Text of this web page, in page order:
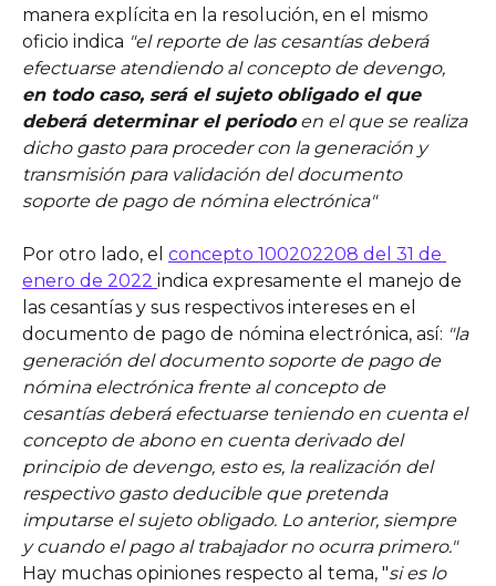
manera explícita en la resolución, en el mismo
oficio indica "el reporte de las cesantías deberá
efectuarse atendiendo al concepto de devengo,
en todo caso, será el sujeto obligado el que
deberá determinar el periodo en el que se realiza
dicho gasto para proceder con la generación y
transmisión para validación del documento
soporte de pago de nómina electrónica"
Por otro lado, el concepto 100202208 del 31 de
enero de 2022 indica expresamente el manejo de
las cesantías y sus respectivos intereses en el
documento de pago de nómina electrónica, así: "la
generación del documento soporte de pago de
nómina electrónica frente al concepto de
cesantías deberá efectuarse teniendo en cuenta el
concepto de abono en cuenta derivado del
principio de devengo, esto es, la realización del
respectivo gasto deducible que pretenda
imputarse el sujeto obligado. Lo anterior, siempre
y cuando el pago al trabajador no ocurra primero."
Hay muchas opiniones respecto al tema, "si es lo